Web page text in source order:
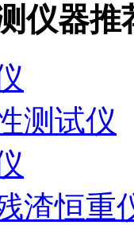
仪器推
测试仪
渣恒重